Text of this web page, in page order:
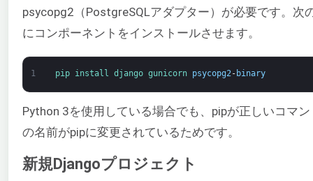
psycopg2（PostgreSQLアダプター）が必要です。次
にコンポーネントをインストールさせます。
1 pip install django gunicorn psycopg2 - binary
Python 3を使用している場合でも、pipが正しいコマ
の名前がpipに変更されているためです。
新規Djangoプロジェクト